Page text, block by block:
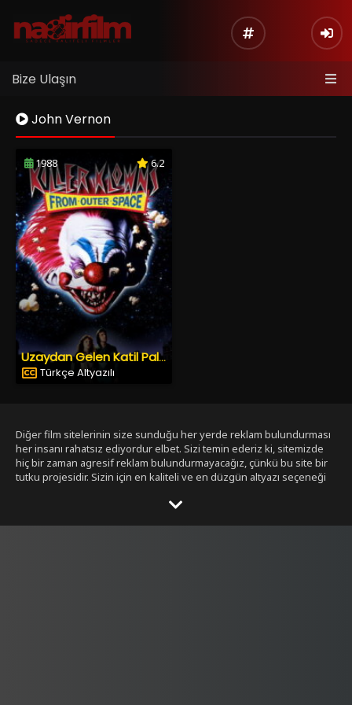
Bize Ulaşın
John Vernon
1988 6.2
Uzaydan Gelen Katil Palyaçolar
Türkçe Altyazılı
Diğer film sitelerinin size sunduğu her yerde reklam bulundurması
her insanı rahatsız ediyordur elbet. Sizi temin ederiz ki, sitemizde
hiç bir zaman agresif reklam bulundurmayacağız, çünkü bu site bir
tutku projesidir. Sizin için en kaliteli ve en düzgün altyazı seçeneği